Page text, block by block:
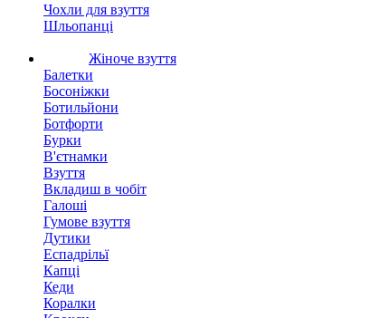
Чохли для взуття
Шльопанці
Жіноче взуття
Балетки
Босоніжки
Ботильйони
Ботфорти
Бурки
В'єтнамки
Взуття
Вкладиш в чобіт
Галоші
Гумове взуття
Дутики
Еспадрільї
Капці
Кеди
Коралки